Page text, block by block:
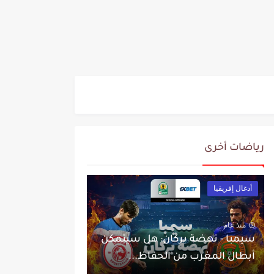
رياضات أخرى
أدغال إفريقيا
منذ عام
سيمبا - نهضة بركان: هل سيتمكن
أبطال المغرب من الحفاظ...